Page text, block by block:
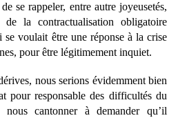
se rappeler, entre autre joyeusetés,
la contractualisation obligatoire
voulait être une réponse à la crise
pour être légitimement inquiet.
nous serions évidemment bien
pour responsable des difficultés du
cantonner à demander qu’il